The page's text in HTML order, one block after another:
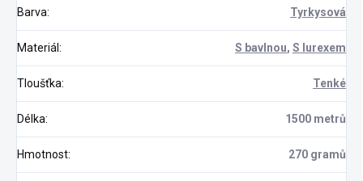
Barva: Tyrkysová
Materiál: S bavlnou, S lurexem
Tloušťka: Tenké
Délka: 1500 metrů
Hmotnost: 270 gramů